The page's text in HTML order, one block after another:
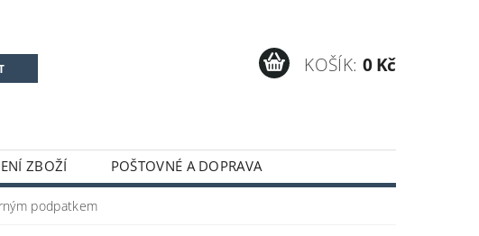
KOŠÍK: 0 Kč
ZBOŽÍ
POŠTOVNÉ A DOPRAVA
podpatkem